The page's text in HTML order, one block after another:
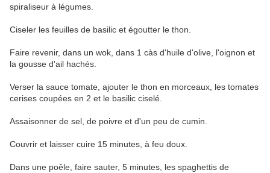
spiraliseur à légumes.
Ciseler les feuilles de basilic et égoutter le thon.
Faire revenir, dans un wok, dans 1 càs d'huile d'olive, l'oignon et
la gousse d'ail hachés.
Verser la sauce tomate, ajouter le thon en morceaux, les tomates
cerises coupées en 2 et le basilic ciselé.
Assaisonner de sel, de poivre et d'un peu de cumin.
Couvrir et laisser cuire 15 minutes, à feu doux.
Dans une poêle, faire sauter, 5 minutes, les spaghettis de